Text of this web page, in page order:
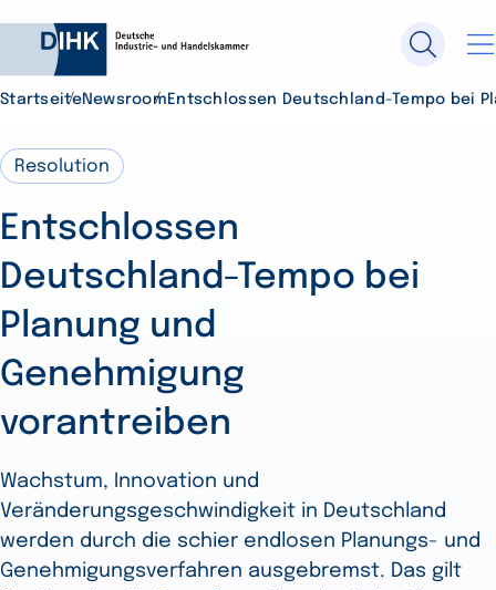
StartseiteNewsroom Entschlossen Deutschland-Tempo bei
Resolution
Entschlossen
Deutschland-Tempo bei
Planung und
Genehmigung
vorantreiben
Wachstum, Innovation und
Veränderungsgeschwindigkeit in Deutschland
werden durch die schier endlosen Planungs- und
Genehmigungsverfahren ausgebremst. Das gilt